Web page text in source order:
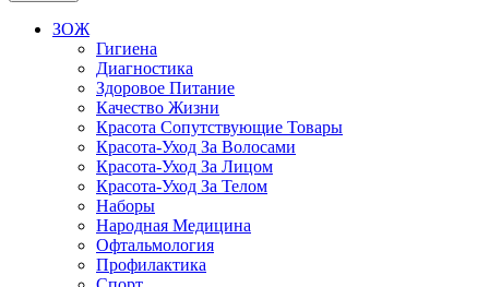
ЗОЖ
Гигиена
Диагностика
Здоровое Питание
Качество Жизни
Красота Сопутствующие Товары
Красота-Уход За Волосами
Красота-Уход За Лицом
Красота-Уход За Телом
Наборы
Народная Медицина
Офтальмология
Профилактика